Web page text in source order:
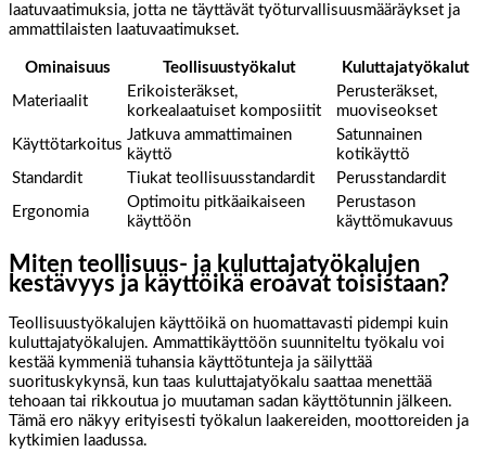
laatuvaatimuksia, jotta ne täyttävät työturvallisuusmääräykset ja
ammattilaisten laatuvaatimukset.
Ominaisuus Teollisuustyökalut Kuluttajatyökalut
Materiaalit
Erikoisteräkset,
korkealaatuiset komposiitit
Perusteräkset,
muoviseokset
Käyttötarkoitus
Jatkuva ammattimainen
käyttö
Satunnainen
kotikäyttö
Standardit
Tiukat teollisuusstandardit Perusstandardit
Ergonomia
Optimoitu pitkäaikaiseen
käyttöön
Perustason
käyttömukavuus
Miten teollisuus- ja kuluttajatyökalujen
kestävyys ja käyttöikä eroavat toisistaan?
Teollisuustyökalujen käyttöikä on huomattavasti pidempi kuin
kuluttajatyökalujen. Ammattikäyttöön suunniteltu työkalu voi
kestää kymmeniä tuhansia käyttötunteja ja säilyttää
suorituskykynsä, kun taas kuluttajatyökalu saattaa menettää
tehoaan tai rikkoutua jo muutaman sadan käyttötunnin jälkeen.
Tämä ero näkyy erityisesti työkalun laakereiden, moottoreiden ja
kytkimien laadussa.